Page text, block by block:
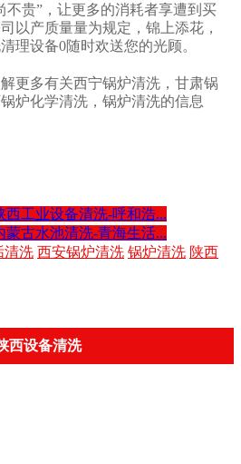
不贵”，让更多的消耗者享遭到买
以产质量量为规定，锦上添花，
理设备0随时欢送您的光顾。
更多有关西宁锅炉清洗，甘肃锅
炉化学清洗，锅炉清洗的信息
西工业设备清洗-呼和浩...
蒙古水池清洗-青海生活...
清洗 西安锅炉清洗 锅炉清洗 陕西
西设备清洗